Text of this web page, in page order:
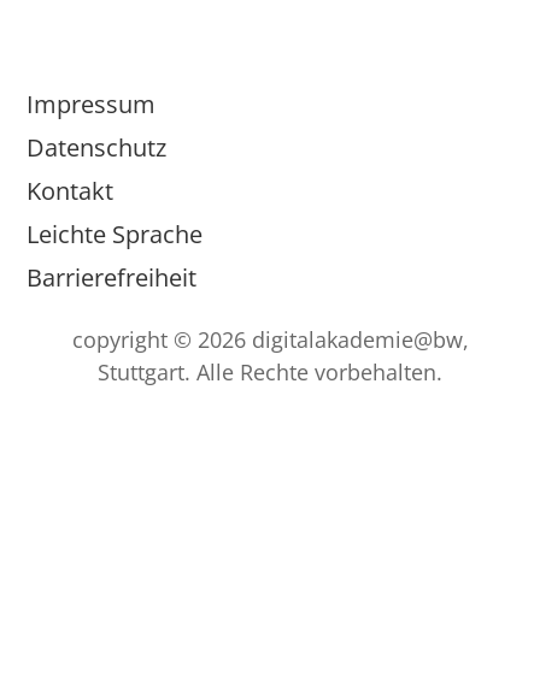
Impressum
Datenschutz
Kontakt
Leichte Sprache
Barrierefreiheit
copyright © 2026 digitalakademie@bw,
Stuttgart. Alle Rechte vorbehalten.